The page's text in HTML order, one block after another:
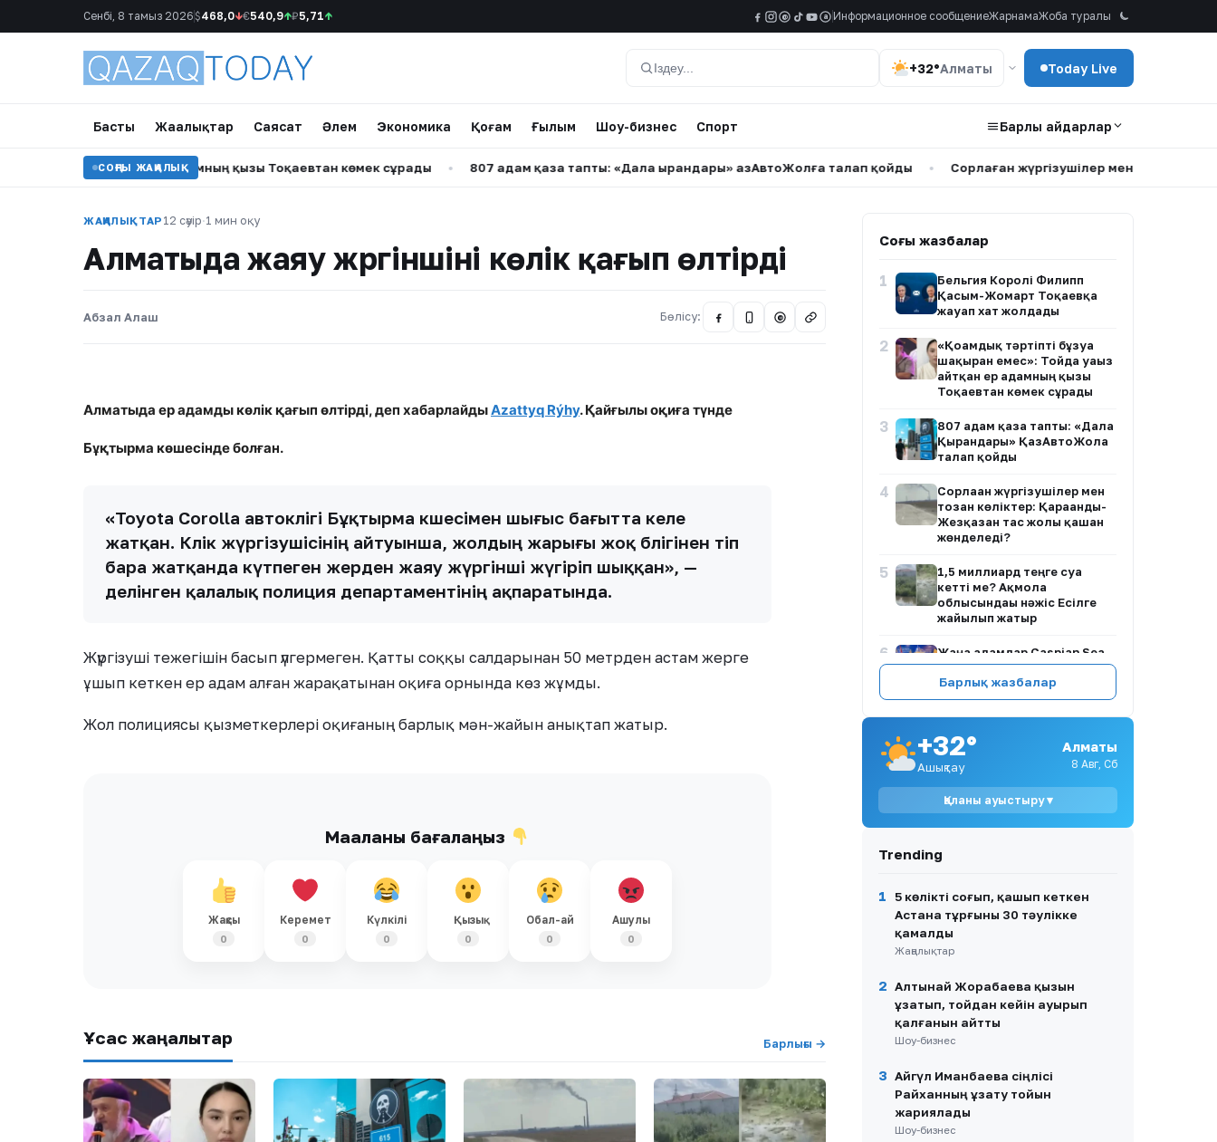
Сенбі, 8 тамыз 2026 $468,0↓€540,9↑₽5,71↑ @ a Информационное сообщениеЖарнамаЖоба туралы
Іздеу
+32°Алматы Today Live
Басты Жаңалықтар Саясат Әлем Экономика Қоғам Ғылым Шоу-бизнес Спорт Барлық айдарлар
СОҢҒЫ ЖАҢАЛЫҚ
айтқан ер адамның қызы Тоқаевтан көмек сұрады • 807 адам қаза тапты: «Дала Қырандары» ҚазАвтоЖолға талап қойды • Сорлаған жүргізушілер мен тозған көліктер:
ЖАҢАЛЫҚТАР 12 сәуір·1 мин оқу
Алматыда жаяу жүргіншіні көлік қағып өлтірді
Абзал Алаш Бөлісу: @
Алматыда ер адамды көлік қағып өлтірді, деп хабарлайдыAzattyq Rýhy. Қайғылы оқиға түнде
Бұқтырма көшесінде болған.
«Toyota Corolla автокөлігі Бұқтырма көшесімен шығыс бағытта келе
жатқан. Көлік жүргізушісінің айтуынша, жолдың жарығы жоқ бөлігінен өтіп
бара жатқанда күтпеген жерден жаяу жүргінші жүгіріп шыққан», —
делінген қалалық полиция департаментінің ақпаратында.
Жүргізуші тежегішін басып үлгермеген. Қатты соққы салдарынан 50 метрден астам жерге
ұшып кеткен ер адам алған жарақатынан оқиға орнында көз жұмды.
Жол полициясы қызметкерлері оқиғаның барлық мән-жайын анықтап жатыр.
Мақаланы бағалаңыз
Жақсы
0
Керемет
0
Күлкілі
0
Қызық
0
Обал-ай
0
Ашулы
0
Ұқсас жаңалықтар Барлығы →
Соңғы жазбалар
1
Бельгия Королі Филипп
Қасым-Жомарт Тоқаевқа
жауап хат жолдады
2
«Қоғамдық тәртіпті бұзуға
шақырған емес»: Тойда уағыз
айтқан ер адамның қызы
Тоқаевтан көмек сұрады
3
807 адам қаза тапты: «Дала
Қырандары» ҚазАвтоЖолға
талап қойды
4
Сорлаған жүргізушілер мен
тозған көліктер: Қарағанды-
Жезқазған тас жолы қашан
жөнделеді?
5
1,5 миллиард теңге суға
кетті ме? Ақмола
облысындағы нәжіс Есілге
жайылып жатыр
6
Жаңа адамдар Caspian Sea
Action Week 2026
халықаралық экология
апталығына қатысты
сағынышым»: Әнші Наркенже
Серікбаева әсерлі жазба
жариялады
8
«Қорғансыз күндерім
болды»: Дариға Бадықова
шомылуға барған ер адам
ажал құшты
10
Марқұм Нұрай Серікбайдың
отбасы айыпталушыдан 10
етті
Барлық жазбалар
+32°
Ашықтау
Алматы
8 Авг, Сб
Қаланы ауыстыру ▾
Trending
1
5 көлікті соғып, қашып кеткен
Астана тұрғыны 30 тәулікке
қамалды
Жаңалықтар
2 Алтынай Жорабаева қызын
ұзатып, тойдан кейін ауырып
қалғанын айтты
Шоу-бизнес
3 Айгүл Иманбаева сіңлісі
Райханның ұзату тойын
жариялады
Шоу-бизнес